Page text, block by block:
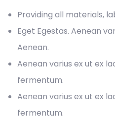
Providing all materials,
Eget Egestas. Aenean
Aenean.
Aenean varius ex ut ex
fermentum.
Aenean varius ex ut ex
fermentum.